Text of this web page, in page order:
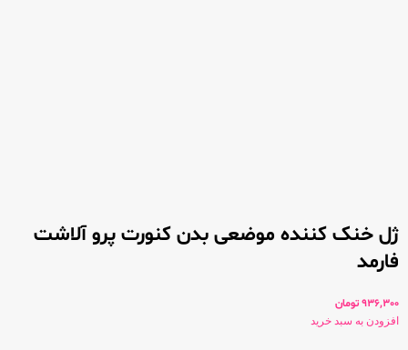
ژل خنک کننده موضعی بدن کنورت پرو آلاشت
فارمد
936,300تومان
افزودن به سبد خرید